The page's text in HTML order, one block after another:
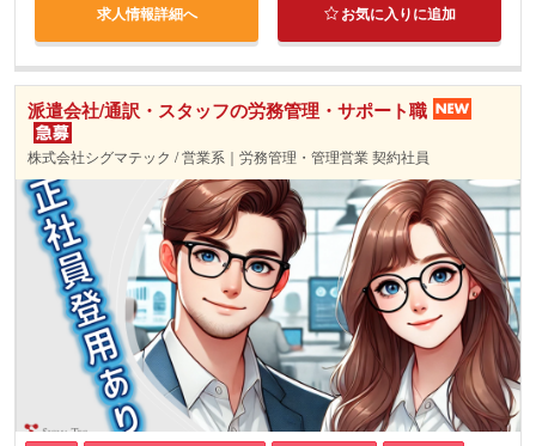
求人情報詳細へ お気に入りに追加
派遣会社/通訳・スタッフの労務管理・サポート職
株式会社シグマテック / 営業系｜労務管理・管理営業 契約社員